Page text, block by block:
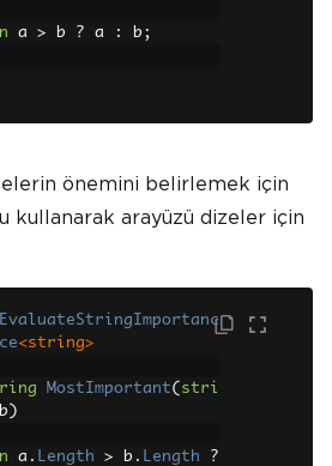
a > b ? a : b ;
önemini belirlemek için
kullanarak arayüzü dizeler için
EvaluateStringImportanc
<string>
MostImportant( stri
)
a . Length > b . Length
?